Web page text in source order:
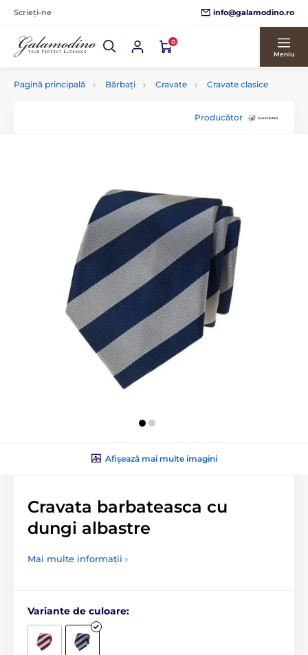
Scrieți-ne info@galamodino.ro
0
Meniu
Pagină principală Bărbați Cravate Cravate clasice
Producător
Afișează mai multe imagini
Cravata barbateasca cu
dungi albastre
Mai multe informații ›
Variante de culoare: